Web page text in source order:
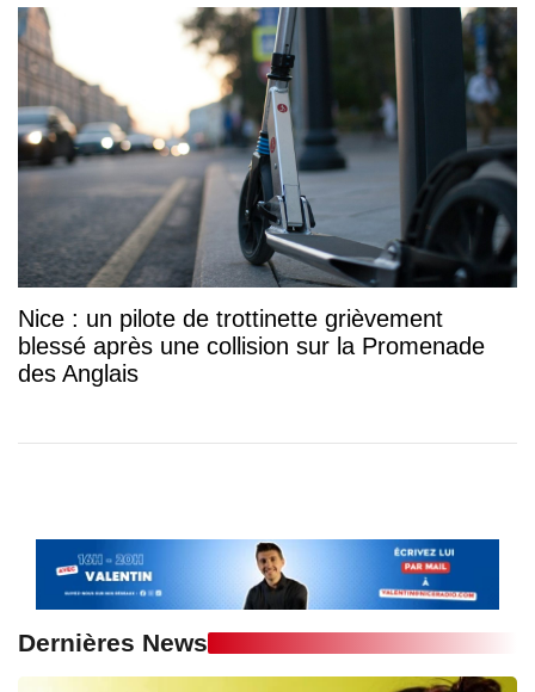
Nice : un pilote de trottinette grièvement
blessé après une collision sur la Promenade
des Anglais
Dernières News